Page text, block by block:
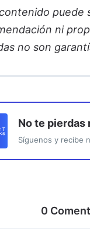
puede
ni
no son
No te pierdas
Síguenos y recibe
0